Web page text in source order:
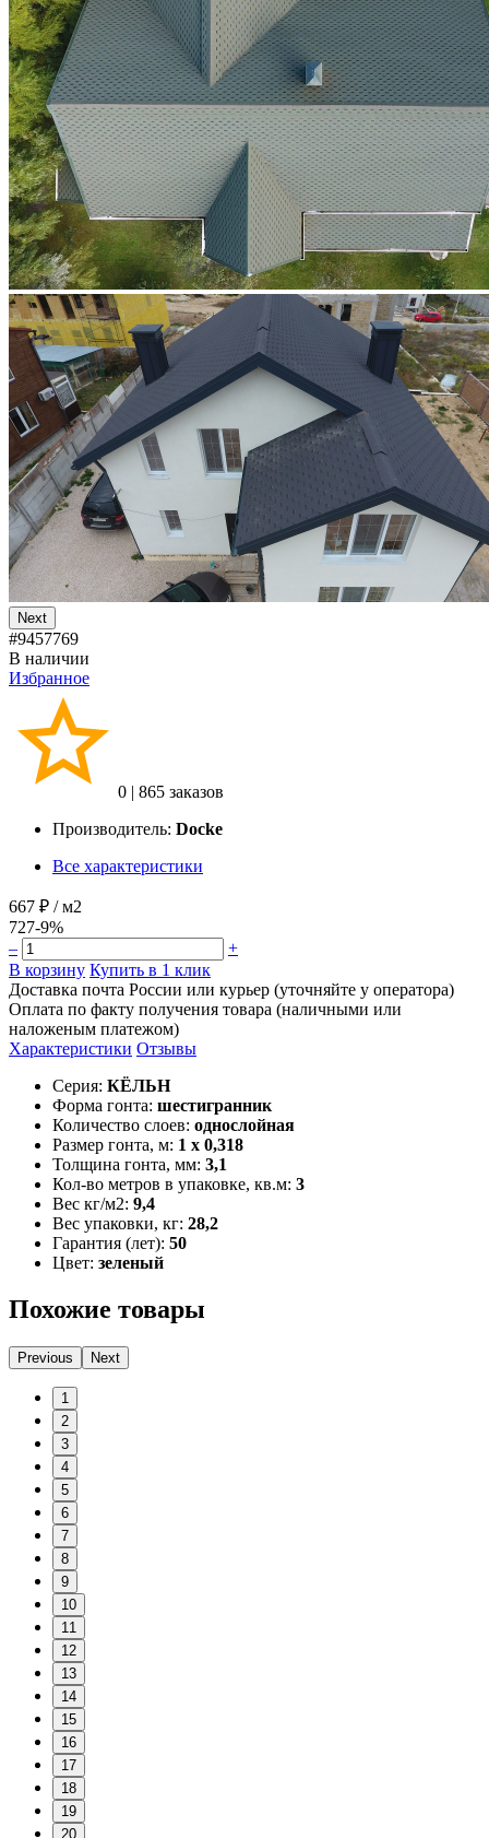
Next
#9457769
В наличии
Избранное
0 | 865 заказов
Производитель: Docke
Все характеристики
667 ₽ / м2
727-9%
–
+
В корзину Купить в 1 клик
Доставка почта России или курьер (уточняйте у оператора)
Оплата по факту получения товара (наличными или
наложеным платежом)
Характеристики Отзывы
Серия: КЁЛЬН
Форма гонта: шестигранник
Количество слоев: однослойная
Размер гонта, м: 1 x 0,318
Толщина гонта, мм: 3,1
Кол-во метров в упаковке, кв.м: 3
Вес кг/м2: 9,4
Вес упаковки, кг: 28,2
Гарантия (лет): 50
Цвет: зеленый
Похожие товары
Previous Next
1
2
3
4
5
6
7
8
9
10
11
12
13
14
15
16
17
18
19
20